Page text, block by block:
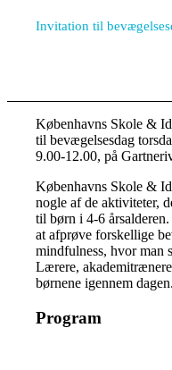
Invitation til
Københavns Skole &
til bevægelsesdag
9.00-12.00, på
Københavns Skole &
nogle af de aktiviteter,
til børn i 4-6
at afprøve forskellige
mindfulness, hvor man
Lærere,
børnene igennem dagen.
Program